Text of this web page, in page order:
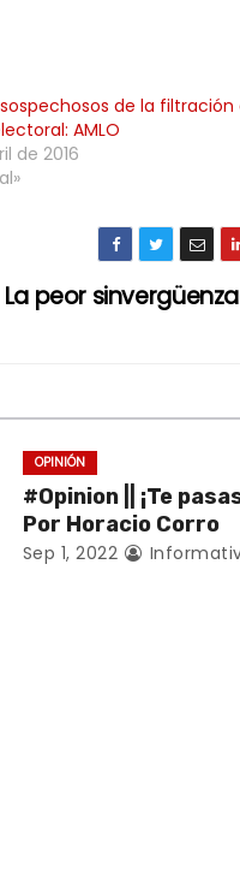
de la filtración
AMLO
de 2016
La peor
OPINIÓN
#Opinion || ¡Te
Por Horacio Corro
Sep 1, 2022